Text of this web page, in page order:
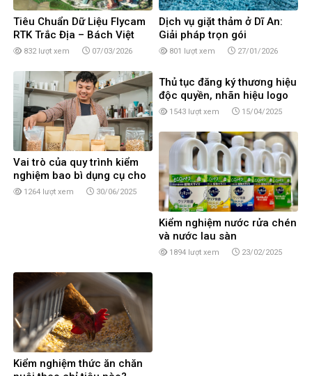
Tiêu Chuẩn Dữ Liệu Flycam
RTK Trắc Địa – Bách Việt
United
832 lượt xem 07/03/2026
Dịch vụ giặt thảm ở Dĩ An:
Giải pháp trọn gói
801 lượt xem 27/01/2026
Vai trò của quy trình kiểm
nghiệm bao bì dụng cụ cho
doanh nghiệp
1264 lượt xem 30/06/2025
Thủ tục đăng ký thương hiệu
độc quyền, nhãn hiệu logo
sản phẩm tại Cần Thơ
1543 lượt xem 15/04/2025
Kiểm nghiệm nước rửa chén
và nước lau sàn
1894 lượt xem 23/02/2025
Kiểm nghiệm thức ăn chăn